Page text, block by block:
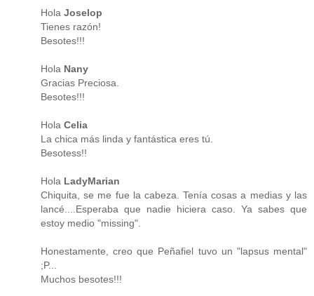
Hola Joselop
Tienes razón!
Besotes!!!
Hola Nany
Gracias Preciosa.
Besotes!!!
Hola Celia
La chica más linda y fantástica eres tú.
Besotess!!
Hola LadyMarian
Chiquita, se me fue la cabeza. Tenía cosas a medias y las
lancé....Esperaba que nadie hiciera caso. Ya sabes que
estoy medio "missing".
Honestamente, creo que Peñafiel tuvo un "lapsus mental"
;P...
Muchos besotes!!!